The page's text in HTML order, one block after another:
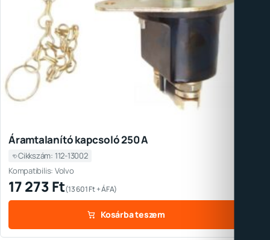
Áramtalanító kapcsoló 250 A
Cikkszám: 112-13002
Kompatibilis: Volvo
17 273Ft(13 601Ft+ ÁFA)
Kosárba teszem